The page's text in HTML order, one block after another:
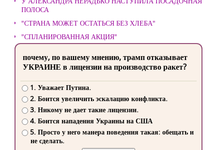
ПОЛОСА
"СТРАНА МОЖЕТ ОСТАТЬСЯ БЕЗ ХЛЕБА"
"СПЛАНИРОВАННАЯ АКЦИЯ"
почему, по вашему мнению, трамп отказывает
УКРАИНЕ в лицензии на производство ракет?
1. Уважает Путина.
2. Боится увеличить эскалацию конфликта.
3. Никому не дает такие лицензии.
4. Боится нападения Украины на США
5. Просто у него манера поведения такая: обещать и
не сделать.